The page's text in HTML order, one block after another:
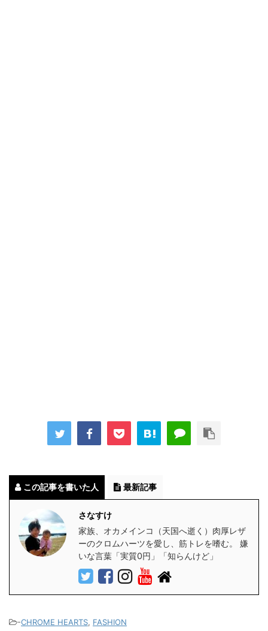
この記事を書いた人 最新記事
さなすけ
家族、オカメインコ（天国へ逝く）肉厚レザ
ーのクロムハーツを愛し、筋トレを嗜む。 嫌
いな言葉「実質0円」「知らんけど」
-CHROME HEARTS, FASHION